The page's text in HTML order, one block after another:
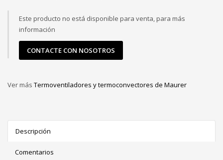
Este producto no está disponible para venta, para más
información
CONTACTE CON NOSOTROS
Ver más Termoventiladores y termoconvectores de Maurer
Descripción
Comentarios